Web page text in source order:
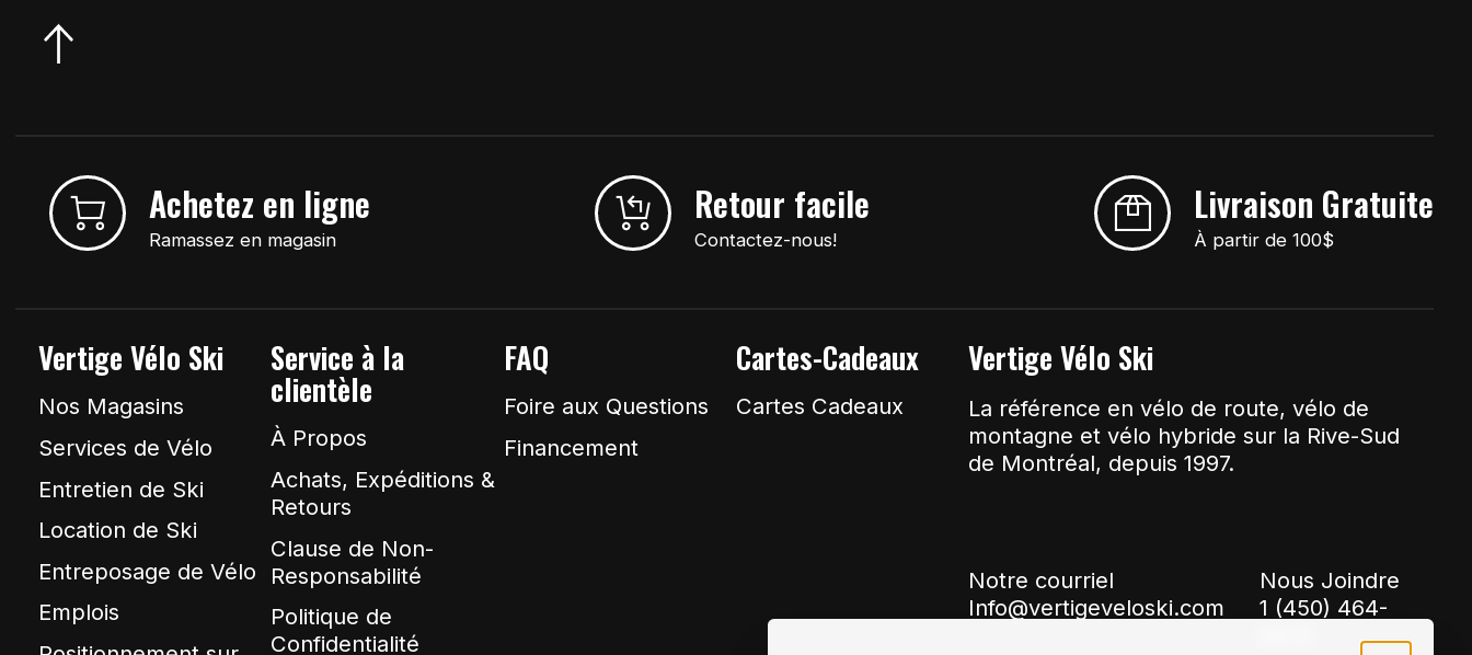
Achetez en ligne
Ramassez en magasin
Retour facile
Contactez-nous!
Livraison Gratuite
À partir de 100$
Vertige Vélo Ski
Nos Magasins
Services de Vélo
Entretien de Ski
Location de Ski
Entreposage de Vélo
Emplois
Service à la
clientèle
À Propos
Achats, Expéditions &
Retours
Clause de Non-
Responsabilité
Politique de
Confidentialité
FAQ
Foire aux Questions
Financement
Cartes-Cadeaux
Cartes Cadeaux
Vertige Vélo Ski
La référence en vélo de route, vélo de
montagne et vélo hybride sur la Rive-Sud
de Montréal, depuis 1997.
Notre courriel
Info@vertigeveloski.com
Nous Joindre
1 (450) 464-